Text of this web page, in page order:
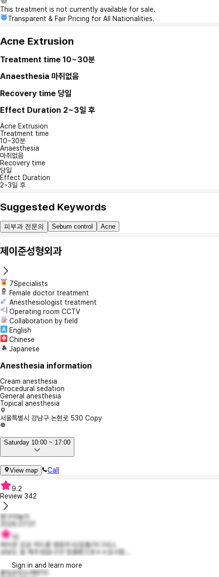
This treatment is not currently available for sale.
Transparent & Fair Pricing for All Nationalities.
Acne Extrusion
Treatment time 10~30분
Anaesthesia 마취없음
Recovery time 당일
Effect Duration 2~3일 후
Acne Extrusion
Treatment time
10~30분
Anaesthesia
마취없음
Recovery time
당일
Effect Duration
2~3일 후
Suggested Keywords
피부과 전문의 Sebum control Acne
제이준성형외과
7Specialists
Female doctor treatment
Anesthesiologist treatment
Operating room CCTV
Collaboration by field
English
Chinese
Japanese
Anesthesia information
Cream anesthesia
Procedural sedation
General anesthesia
Topical anesthesia
서울특별시 강남구 논현로 530 Copy
Saturday 10:00 ~ 17:00
View map Call
9.2
Review 342
짱구야놀자
제이준 모공 여드름 염증주사/압출/아그네스
상담도 잘 해주셨습니다! 맞춤형으로ㅎㅎ감사합...
Sign in and learn more
붙임성있는에반10